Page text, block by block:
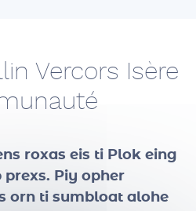
Vercors Isère
roxas eis ti Plok eing
Piy opher